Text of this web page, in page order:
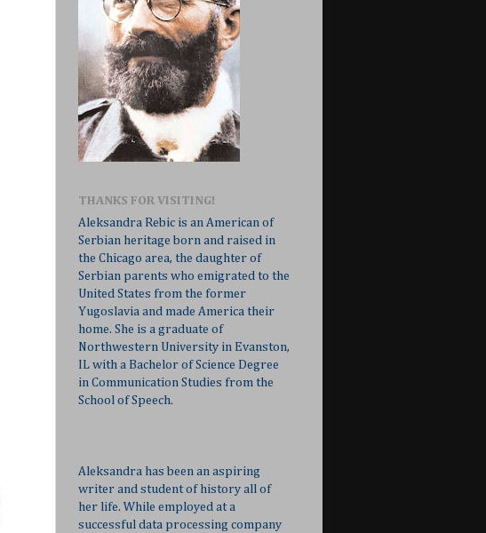
THANKS FOR VISITING!
Aleksandra Rebic is an American of
Serbian heritage born and raised in
the Chicago area, the daughter of
Serbian parents who emigrated to the
United States from the former
Yugoslavia and made America their
home. She is a graduate of
Northwestern University in Evanston,
IL with a Bachelor of Science Degree
in Communication Studies from the
School of Speech.
Aleksandra has been an aspiring
writer and student of history all of
her life. While employed at a
successful data processing company